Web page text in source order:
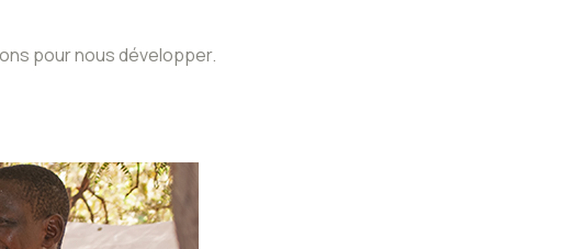
pour nous développer.